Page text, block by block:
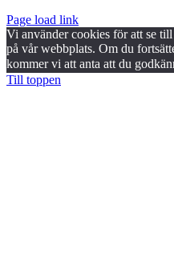
Page load link
Vi använder cookies för att se
på vår webbplats. Om du
kommer vi att anta att du
Till toppen